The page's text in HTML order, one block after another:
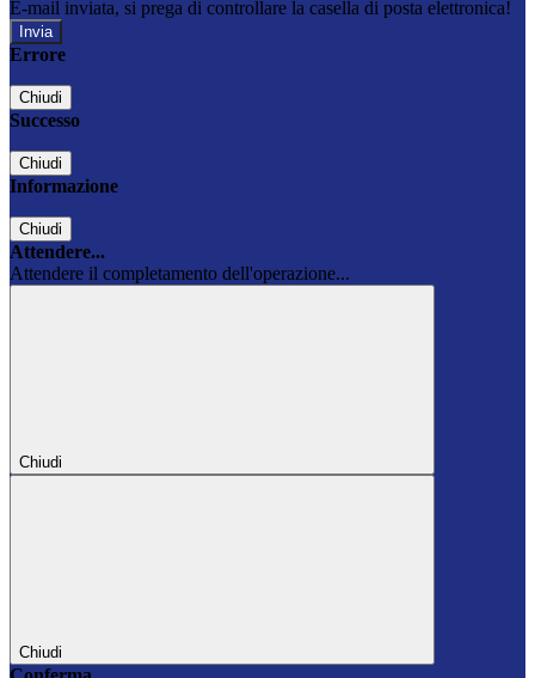
E-mail inviata, si prega di controllare la casella di posta elettronica!
Errore
Chiudi
Successo
Chiudi
Informazione
Chiudi
Attendere...
Attendere il completamento dell'operazione...
Chiudi
Chiudi